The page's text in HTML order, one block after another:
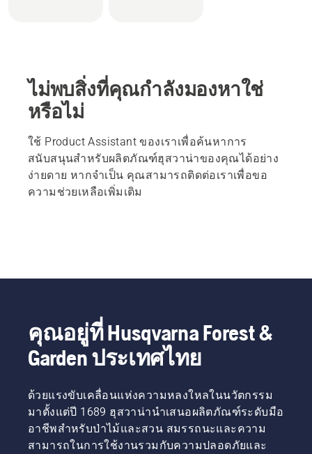
ไม่พบสิ่งที่คุณกำลังมองหาใช่
หรือไม่
ใช้ Product Assistant ของเราเพื่อค้นหาการ
สนับสนุนสำหรับผลิตภัณฑ์ฮุสวาน่าของคุณได้อย่าง
ง่ายดาย หากจำเป็น คุณสามารถติดต่อเราเพื่อขอ
ความช่วยเหลือเพิ่มเติม
คุณอยู่ที่ Husqvarna Forest &
Garden ประเทศไทย
ด้วยแรงขับเคลื่อนแห่งความหลงใหลในนวัตกรรม
มาตั้งแต่ปี 1689 ฮุสวาน่านำเสนอผลิตภัณฑ์ระดับมือ
อาชีพสำหรับป่าไม้และสวน สมรรถนะและความ
สามารถในการใช้งานรวมกับความปลอดภัยและ